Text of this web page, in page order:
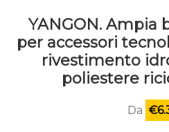
YANGON. Ampia
per accessori
rivestimento
poliestere
Da €